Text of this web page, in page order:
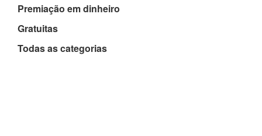
Premiação em dinheiro
Gratuitas
Todas as categorias